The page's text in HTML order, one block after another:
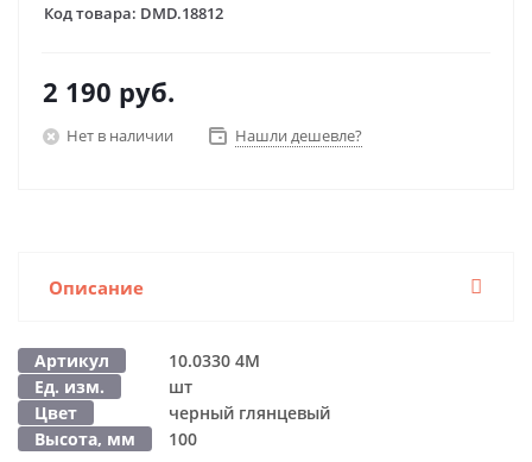
Код товара: DMD.18812
2 190 руб.
Нет в наличии Нашли дешевле?
Описание
Артикул
10.0330 4M
Ед. изм.
шт
Цвет
черный глянцевый
Высота, мм
100